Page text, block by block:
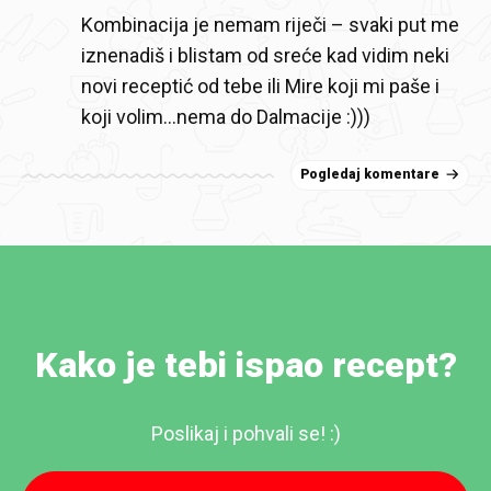
Kombinacija je nemam riječi – svaki put me
iznenadiš i blistam od sreće kad vidim neki
novi receptić od tebe ili Mire koji mi paše i
koji volim…nema do Dalmacije :)))
Pogledaj komentare
Kako je tebi ispao recept?
Poslikaj i pohvali se! :)